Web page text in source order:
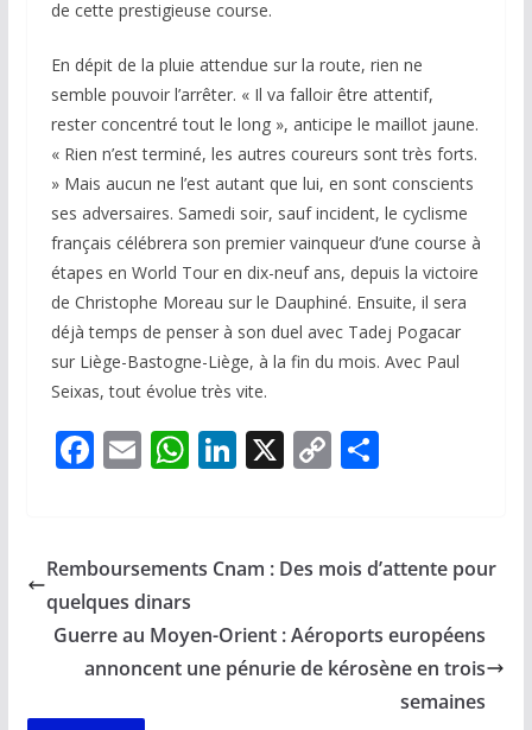
de cette prestigieuse course.
En dépit de la pluie attendue sur la route, rien ne
semble pouvoir l’arrêter. « Il va falloir être attentif,
rester concentré tout le long », anticipe le maillot jaune.
« Rien n’est terminé, les autres coureurs sont très forts.
» Mais aucun ne l’est autant que lui, en sont conscients
ses adversaires. Samedi soir, sauf incident, le cyclisme
français célébrera son premier vainqueur d’une course à
étapes en World Tour en dix-neuf ans, depuis la victoire
de Christophe Moreau sur le Dauphiné. Ensuite, il sera
déjà temps de penser à son duel avec Tadej Pogacar
sur Liège-Bastogne-Liège, à la fin du mois. Avec Paul
Seixas, tout évolue très vite.
F
b
o
o
k
E
l
W
s
A
p
p
Li
e
n
X C
y
n
k
P
g
Remboursements Cnam : Des mois d’attente pour
quelques dinars
Guerre au Moyen-Orient : Aéroports européens
annoncent une pénurie de kérosène en trois
semaines